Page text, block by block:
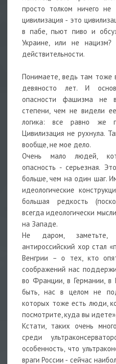
просто толком ничего не
цивилизация - это
в пабе, пьют пиво и
Украине, или не
действительности.
Понимаете, ведь там тоже
девяносто лет. И
опасности фашизма не
степени, чем не видели
логика: все равно же
Цивилизация не рухнула.
вообще, не мое дело.
Очень мало людей,
опасность - серьезная.
больше, чем на один шаг.
идеологические
большая редкость
всегда идеологически
на Западе.
Не даром,
антироссийский хор стал
Венгрии – о тех, кто
соображений нас
во Франции, в Германии, в
быть, нас в целом не
которых тоже есть люди,
посмотрите, куда вы идете».
Кстати, таких очень
среди
особенность, что
враги России - сейчас